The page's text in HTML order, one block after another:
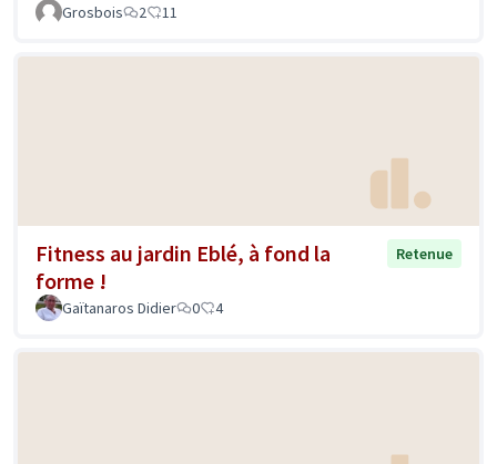
Grosbois 2 11
Fitness au jardin Eblé, à fond la
forme !
Retenue
Gaïtanaros Didier 0 4